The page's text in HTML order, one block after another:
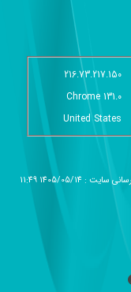
216.73.217.150
Chrome 131.0
United States
: 1405/05/14 11:49